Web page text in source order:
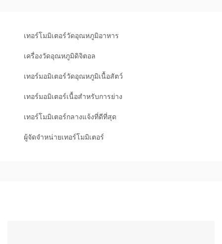
เทอร์โมมิเตอร์วัดอุณหภูมิอาหาร
เครื่องวัดอุณหภูมิดิจิตอล
เทอร์มอมิเตอร์วัดอุณหภูมิเนื้อสัตว์
เทอร์มอมิเตอร์เนื้อสำหรับการย่าง
เทอร์โมมิเตอร์กลางแจ้งที่ดีที่สุด
ผู้จัดจำหน่ายเทอร์โมมิเตอร์